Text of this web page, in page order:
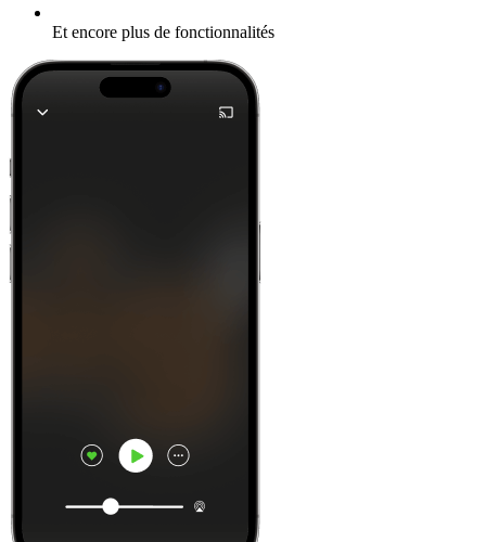
Et encore plus de fonctionnalités